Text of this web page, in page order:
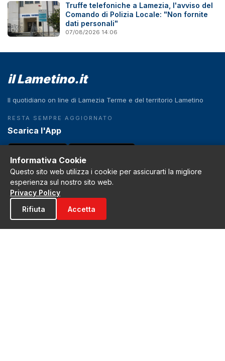
Truffe telefoniche a Lamezia, l'avviso del
Comando di Polizia Locale: "Non fornite
dati personali"
07/08/2026 14:06
il Lametino.it
Il quotidiano on line di Lamezia Terme e del territorio Lametino
RESTA SEMPRE AGGIORNATO
Scarica l'App
App Store
CONTATTI
Tel: 0968200565
Informativa Cookie
Questo sito web utilizza i cookie per assicurarti la migliore
esperienza sul nostro sito web.
Privacy Policy
Rifiuta
Accetta